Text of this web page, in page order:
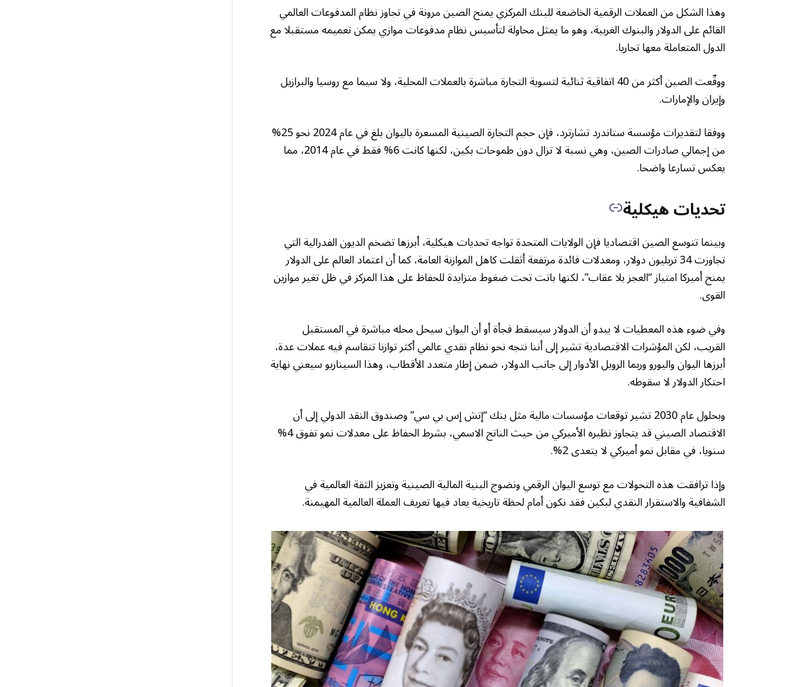
وهذا الشكل من العملات الرقمية الخاضعة للبنك المركزي يمنح الصين مرونة في تجاوز نظام المدفوعات العالمي
القائم على الدولار والبنوك الغربية، وهو ما يمثل محاولة لتأسيس نظام مدفوعات موازي يمكن تعميمه مستقبلا مع
الدول المتعاملة معها تجاريا.
ووقّعت الصين أكثر من 40 اتفاقية ثنائية لتسوية التجارة مباشرة بالعملات المحلية، ولا سيما مع روسيا والبرازيل
وإيران والإمارات.
ووفقا لتقديرات مؤسسة ستاندرد تشارترد، فإن حجم التجارة الصينية المسعرة باليوان بلغ في عام 2024 نحو 25%
من إجمالي صادرات الصين، وهي نسبة لا تزال دون طموحات بكين، لكنها كانت 6% فقط في عام 2014، مما
يعكس تسارعا واضحا.
تحديات هيكلية
وبينما تتوسع الصين اقتصاديا فإن الولايات المتحدة تواجه تحديات هيكلية، أبرزها تضخم الديون الفدرالية التي
تجاوزت 34 تريليون دولار، ومعدلات فائدة مرتفعة أثقلت كاهل الموازنة العامة، كما أن اعتماد العالم على الدولار
يمنح أميركا امتياز “العجز بلا عقاب”، لكنها باتت تحت ضغوط متزايدة للحفاظ على هذا المركز في ظل تغير موازين
القوى.
وفي ضوء هذه المعطيات لا يبدو أن الدولار سيسقط فجأة أو أن اليوان سيحل محله مباشرة في المستقبل
القريب، لكن المؤشرات الاقتصادية تشير إلى أننا نتجه نحو نظام نقدي عالمي أكثر توازنا تتقاسم فيه عملات عدة،
أبرزها اليوان واليورو وربما الروبل الأدوار إلى جانب الدولار، ضمن إطار متعدد الأقطاب، وهذا السيناريو سيعني نهاية
احتكار الدولار لا سقوطه.
وبحلول عام 2030 تشير توقعات مؤسسات مالية مثل بنك “إتش إس بي سي” وصندوق النقد الدولي إلى أن
الاقتصاد الصيني قد يتجاوز نظيره الأميركي من حيث الناتج الاسمي، بشرط الحفاظ على معدلات نمو تفوق 4%
سنويا، في مقابل نمو أميركي لا يتعدى 2%.
وإذا ترافقت هذه التحولات مع توسع اليوان الرقمي ونضوج البنية المالية الصينية وتعزيز الثقة العالمية في
الشفافية والاستقرار النقدي لبكين فقد نكون أمام لحظة تاريخية يعاد فيها تعريف العملة العالمية المهيمنة.